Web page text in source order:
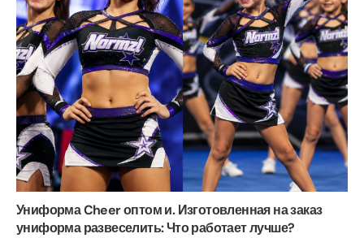
Униформа Cheer оптом и. Изготовленная на заказ
униформа развеселить: Что работает лучше?